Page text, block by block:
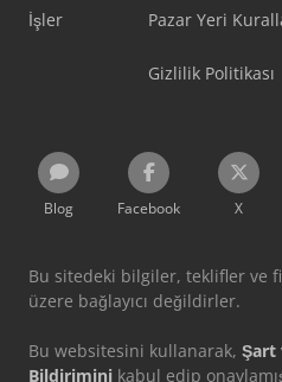
İşler Pazar Yeri
Gizlilik Politikası
Blog Facebook X
Bu sitedeki bilgiler, teklifler ve
üzere bağlayıcı değildirler.
Bu websitesini kullanarak, Şart
Bildirimini kabul edip